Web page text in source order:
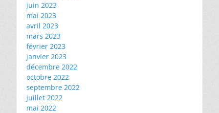
juin 2023
mai 2023
avril 2023
mars 2023
février 2023
janvier 2023
décembre 2022
octobre 2022
septembre 2022
juillet 2022
mai 2022